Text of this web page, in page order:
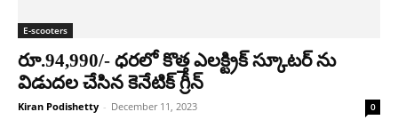
E-scooters
రూ.94,990/- ధరలో కొత్త ఎలక్ట్రిక్ స్కూటర్ ను
విడుదల చేసిన కెనేటిక్ గ్రీన్
Kiran Podishetty - December 11, 2023 0